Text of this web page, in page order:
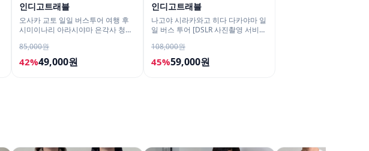
인디고트래블
오사카 교토 일일 버스투어 여행 후
시미이나리 아라시야마 은각사 청수
85,000원
42%49,000원
인디고트래블
나고야 시라카와고 히다 다카야마 일
일 버스 투어 [DSLR 사진촬영 서비
108,000원
45%59,000원